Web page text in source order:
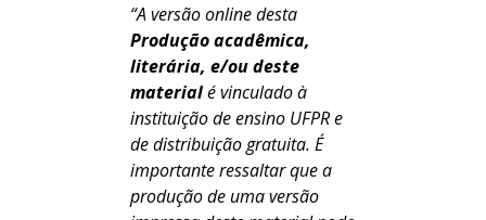
“A versão online desta
Produção acadêmica,
literária, e/ou deste
materialé vinculado à
instituição de ensino UFPR e
de distribuição gratuita. É
importante ressaltar que a
produção de uma versão